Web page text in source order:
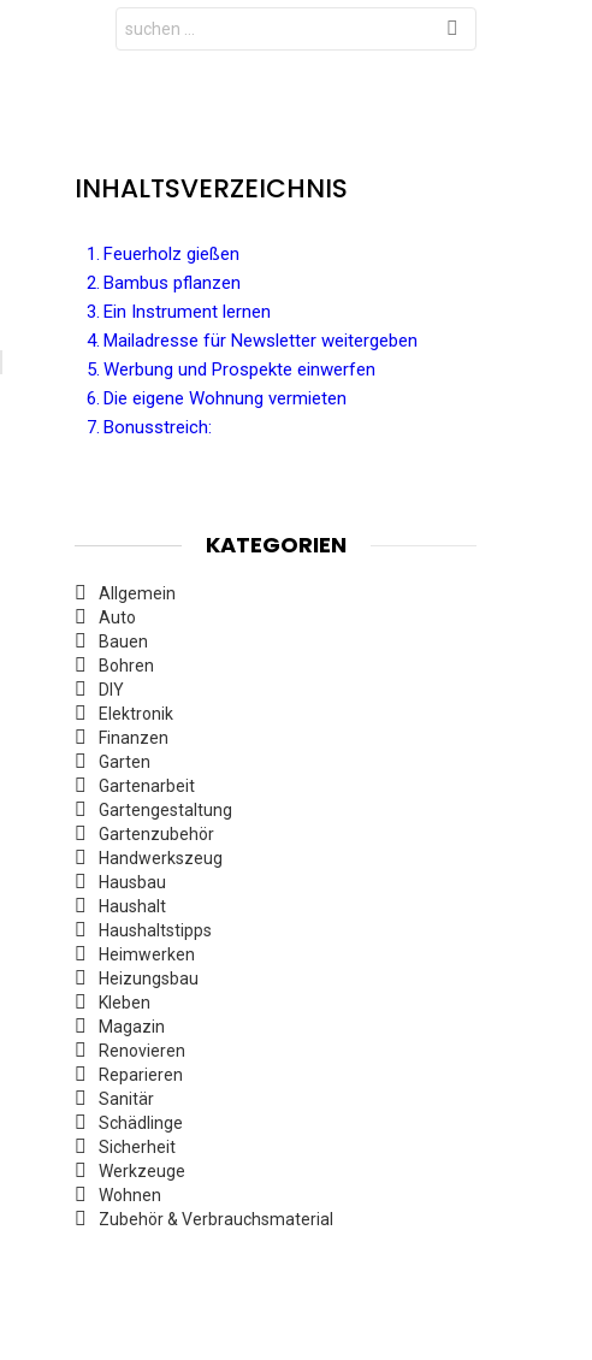
Search
for:
INHALTSVERZEICHNIS
Feuerholz gießen
Bambus pflanzen
Ein Instrument lernen
Mailadresse für Newsletter weitergeben
Werbung und Prospekte einwerfen
Die eigene Wohnung vermieten
Bonusstreich:
KATEGORIEN
Allgemein
Auto
Bauen
Bohren
DIY
Elektronik
Finanzen
Garten
Gartenarbeit
Gartengestaltung
Gartenzubehör
Handwerkszeug
Hausbau
Haushalt
Haushaltstipps
Heimwerken
Heizungsbau
Kleben
Magazin
Renovieren
Reparieren
Sanitär
Schädlinge
Sicherheit
Werkzeuge
Wohnen
Zubehör & Verbrauchsmaterial